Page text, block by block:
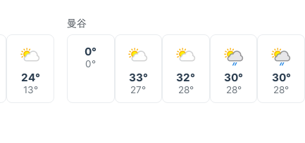
24°
13°
曼谷
0°
0°
33°
27°
32°
28°
30°
28°
30°
28°